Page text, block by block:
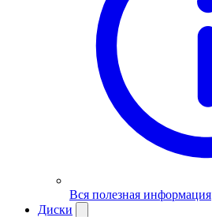
Вся полезная информация
Диски